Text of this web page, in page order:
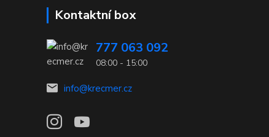
Kontaktní box
777 063 092
08:00 - 15:00
info@krecmer.cz